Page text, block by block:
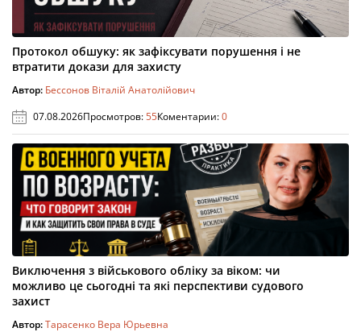
Протокол обшуку: як зафіксувати порушення і не
втратити докази для захисту
Автор: Бессонов Віталій Анатолійович
07.08.2026Просмотров:55Коментарии:0
Виключення з військового обліку за віком: чи
можливо це сьогодні та які перспективи судового
захист
Автор:Тарасенко Вера Юрьевна